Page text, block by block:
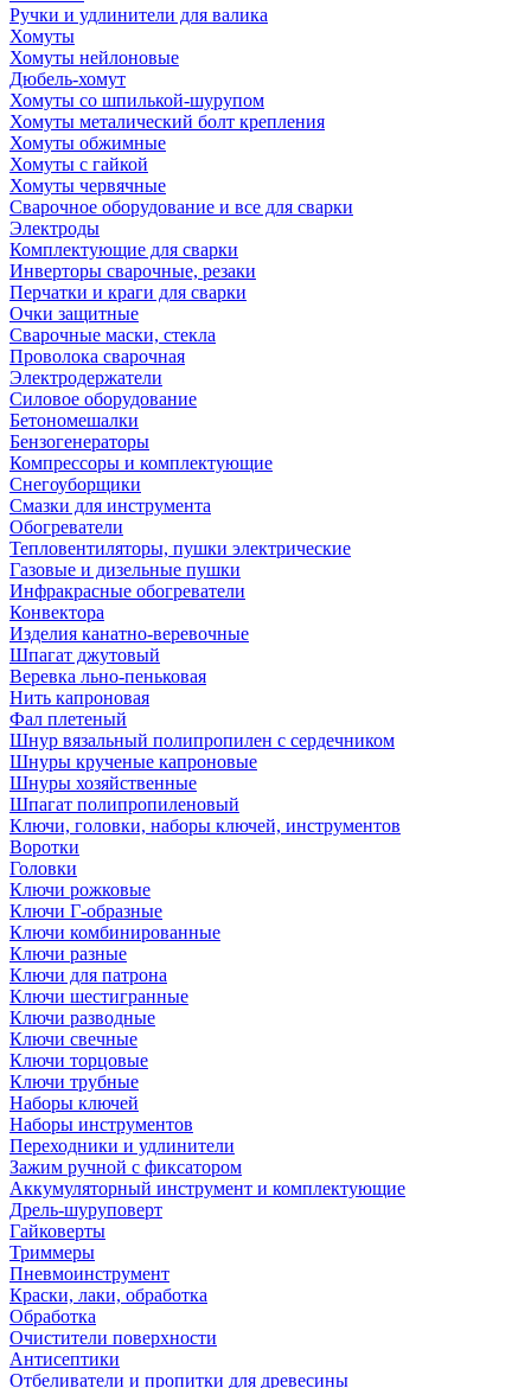
Ручки и удлинители для валика
Хомуты
Хомуты нейлоновые
Дюбель-хомут
Хомуты со шпилькой-шурупом
Хомуты металический болт крепления
Хомуты обжимные
Хомуты с гайкой
Хомуты червячные
Сварочное оборудование и все для сварки
Электроды
Комплектующие для сварки
Инверторы сварочные, резаки
Перчатки и краги для сварки
Очки защитные
Сварочные маски, стекла
Проволока сварочная
Электродержатели
Силовое оборудование
Бетономешалки
Бензогенераторы
Компрессоры и комплектующие
Снегоуборщики
Смазки для инструмента
Обогреватели
Тепловентиляторы, пушки электрические
Газовые и дизельные пушки
Инфракрасные обогреватели
Конвектора
Изделия канатно-веревочные
Шпагат джутовый
Веревка льно-пеньковая
Нить капроновая
Фал плетеный
Шнур вязальный полипропилен с сердечником
Шнуры крученые капроновые
Шнуры хозяйственные
Шпагат полипропиленовый
Ключи, головки, наборы ключей, инструментов
Воротки
Головки
Ключи рожковые
Ключи Г-образные
Ключи комбинированные
Ключи разные
Ключи для патрона
Ключи шестигранные
Ключи разводные
Ключи свечные
Ключи торцовые
Ключи трубные
Наборы ключей
Наборы инструментов
Переходники и удлинители
Зажим ручной с фиксатором
Аккумуляторный инструмент и комплектующие
Дрель-шуруповерт
Гайковерты
Триммеры
Пневмоинструмент
Краски, лаки, обработка
Обработка
Очистители поверхности
Антисептики
Отбеливатели и пропитки для древесины